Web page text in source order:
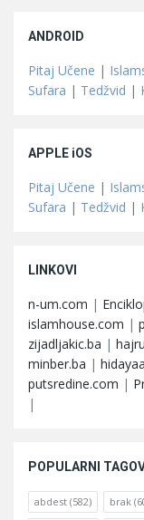
ANDROID
Pitaj Učene |
Sufara | Tedžvid |
APPLE iOS
Pitaj Učene |
Sufara | Tedžvid |
LINKOVI
n-um.com |
islamhouse.com |
zijadljakic.ba |
minber.ba |
putsredine.com |
|
POPULARNI
abdest (582) brak